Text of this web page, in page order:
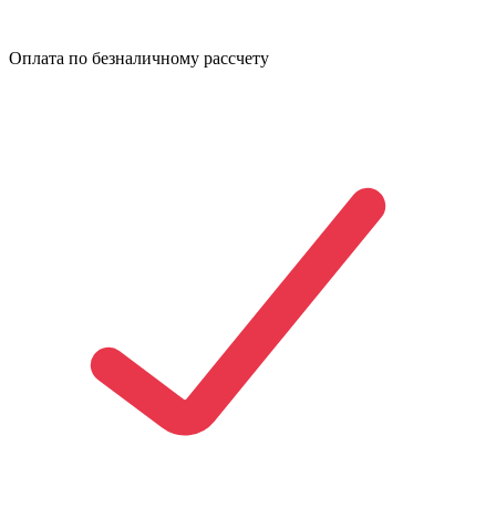
Оплата по безналичному рассчету